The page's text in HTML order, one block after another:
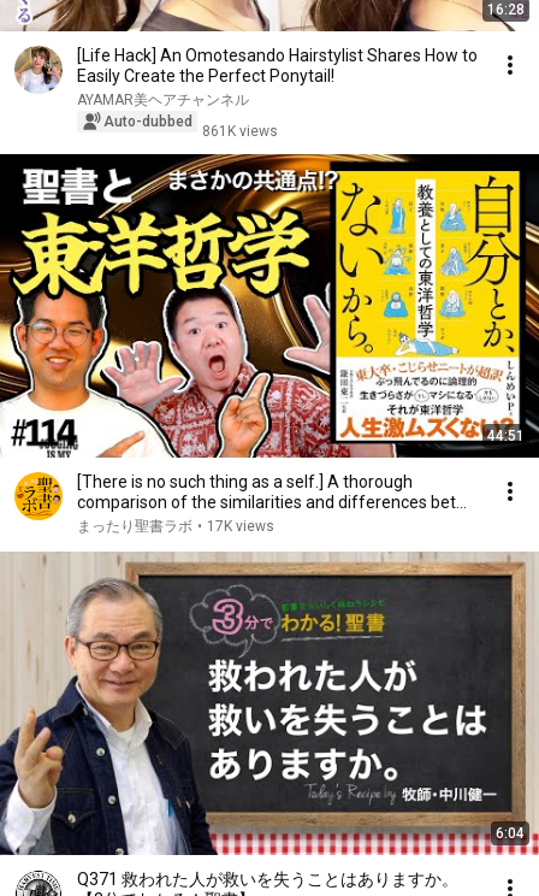
16:28
[Life Hack] An Omotesando Hairstylist Shares How to
Easily Create the Perfect Ponytail!
AYAMAR美ヘアチャンネル
Auto-dubbed
861K views
44:51
[There is no such thing as a self.] A thorough
comparison of the similarities and differences bet...
まったり聖書ラボ • 17K views
6:04
Q371 救われた人が救いを失うことはありますか。